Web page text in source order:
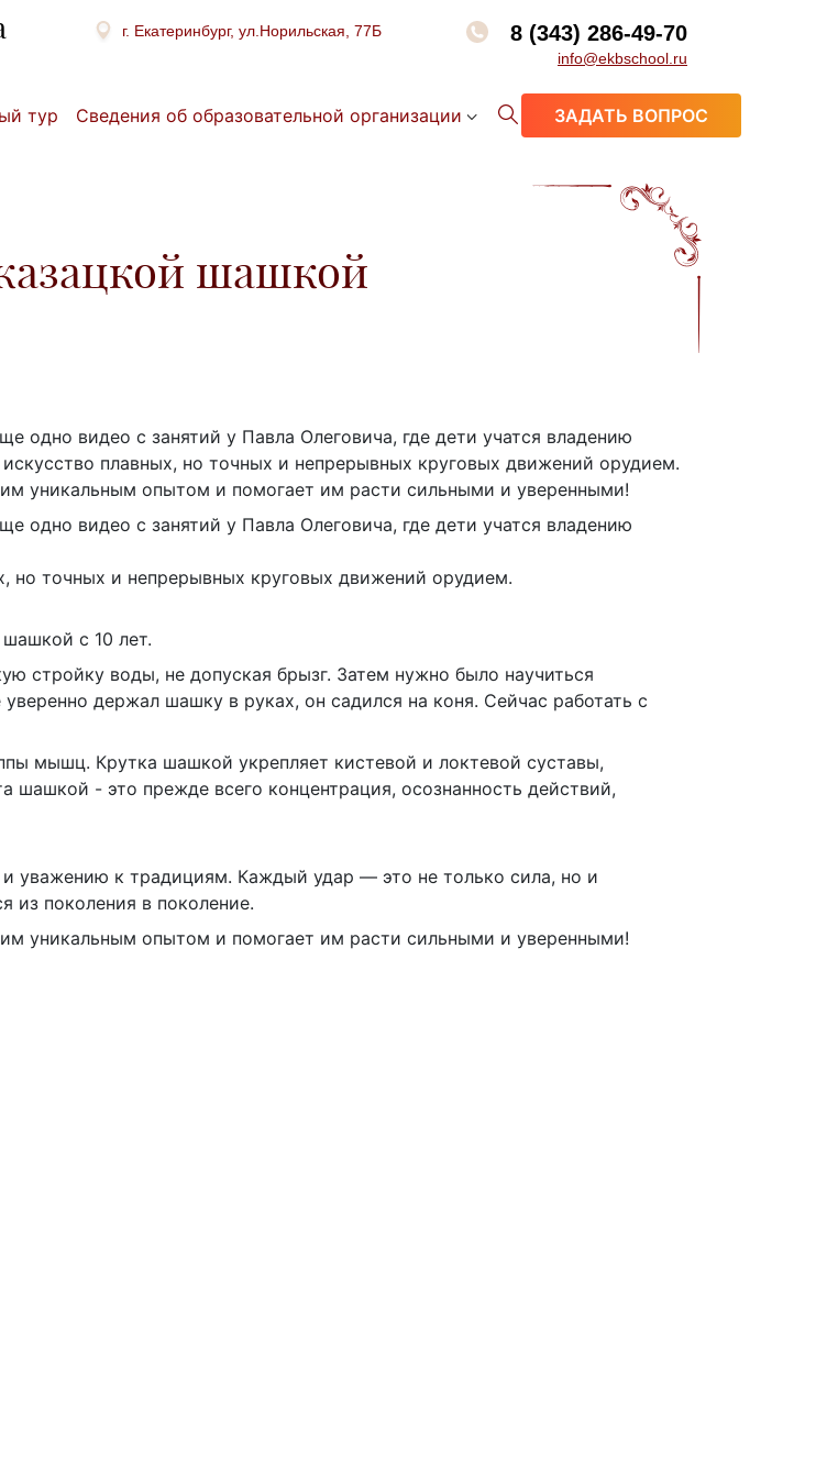
г. Екатеринбург, ул.Норильская, 77Б 8 (343) 286-49-70
info@ekbschool.ru
тур Сведения об образовательной организации ЗАДАТЬ ВОПРОС
шашкой
одно видео с занятий у Павла Олеговича, где дети учатся владению
плавных, но точных и непрерывных круговых движений орудием.
уникальным опытом и помогает им расти сильными и уверенными!
одно видео с занятий у Павла Олеговича, где дети учатся владению
но точных и непрерывных круговых движений орудием.
с 10 лет.
стройку воды, не допуская брызг. Затем нужно было научиться
держал шашку в руках, он садился на коня. Сейчас работать с
мышц. Крутка шашкой укрепляет кистевой и локтевой суставы,
шашкой - это прежде всего концентрация, осознанность действий,
уважению к традициям. Каждый удар — это не только сила, но и
из поколения в поколение.
уникальным опытом и помогает им расти сильными и уверенными!